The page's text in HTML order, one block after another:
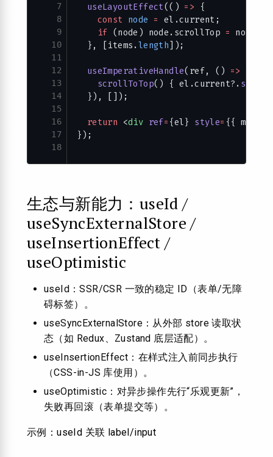
7
8
9
10
11
12
13
14
15
16
17
18
  useLayoutEffect
(() => {
    const
node = el.current;
    if
(node) node.scrollTop =
  }, [items.
length]);
  useImperativeHandle
(ref, () =>
    scrollToTop
() { el.current?.
  }), []);
  return
<div ref= {el} style= {{
});
生态与新能力：useId /
useSyncExternalStore /
useInsertionEffect /
useOptimistic
useId：SSR/CSR 一致的稳定 ID（表单/无障
碍标签）。
useSyncExternalStore：从外部 store 读取状
态（如 Redux、Zustand 底层适配）。
useInsertionEffect：在样式注入前同步执行
（CSS-in-JS 库使用）。
useOptimistic：对异步操作先行“乐观更新”，
失败再回滚（表单提交等）。
示例：useId 关联 label/input